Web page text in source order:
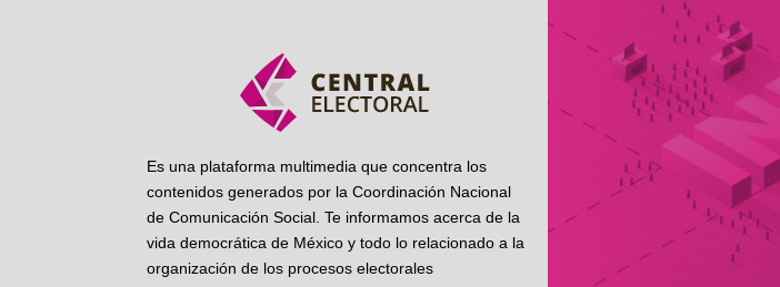
Es una plataforma multimedia que concentra los
contenidos generados por la Coordinación Nacional
de Comunicación Social. Te informamos acerca de la
vida democrática de México y todo lo relacionado a la
organización de los procesos electorales